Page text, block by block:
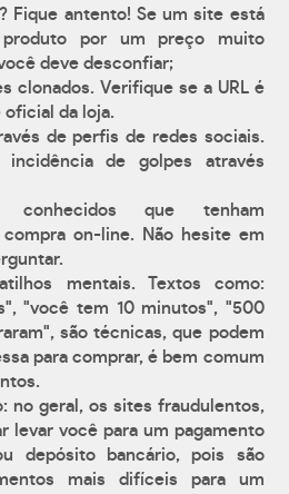
Fique antento! Se um site está
produto por um preço muito
deve desconfiar;
clonados. Verifique se a URL é
da loja.
de perfis de redes sociais.
incidência de golpes através
conhecidos que tenham
on-line. Não hesite em
mentais. Textos como:
"você tem 10 minutos", "500
são técnicas, que podem
para comprar, é bem comum
no geral, os sites fraudulentos,
levar você para um pagamento
depósito bancário, pois são
mais difíceis para um